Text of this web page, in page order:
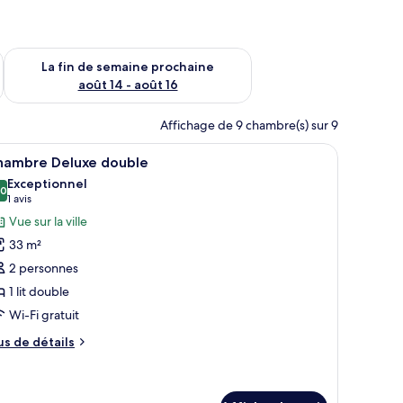
semaine août 7 - août 9
La fin de semaine prochaine
août 14 - août 16
Vérifier la disponibilité pour la fin de semaine prochaine août
Affichage de 9 chambre(s) sur 9
fort, espace de travail pour ordinateurs portables
:
Une chambre d’hôtel moderne dotée d’un
5 Deluxe double
sur 10
Exceptionnel
1 avis
(1 avis)
Vue sur la ville
33 m²
2 personnes
1 lit double
Wi-Fi gratuit
de détails